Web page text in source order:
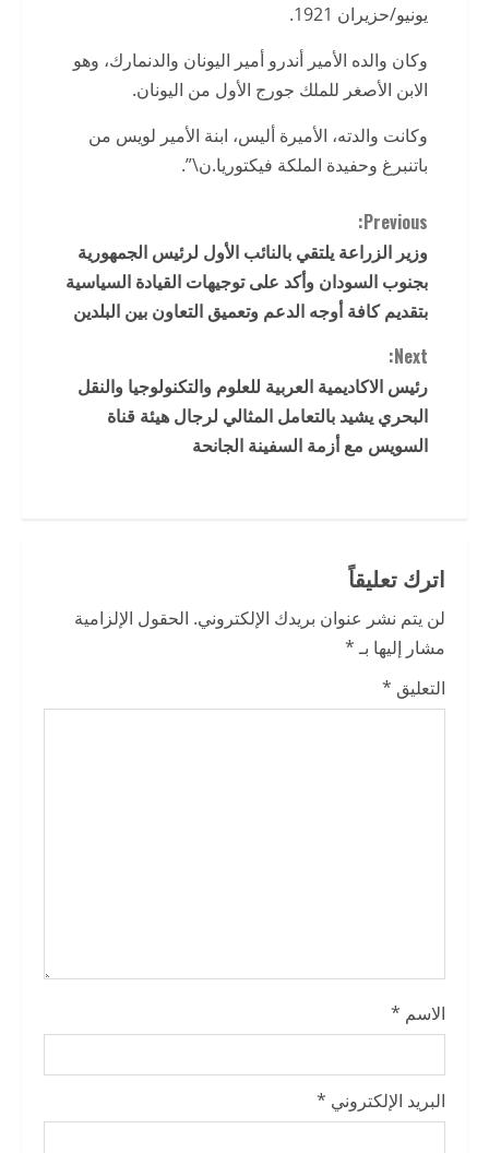
يونيو/حزيران 1921.
وكان والده الأمير أندرو أمير اليونان والدنمارك، وهو
الابن الأصغر للملك جورج الأول من اليونان.
وكانت والدته، الأميرة أليس، ابنة الأمير لويس من
باتنبرغ وحفيدة الملكة فيكتوريا.ن\”.
C
o
n
t
i
n
R
e
a
Previous:
وزير الزراعة يلتقي بالنائب الأول لرئيس الجمهورية
بجنوب السودان وأكد على توجيهات القيادة السياسية
بتقديم كافة أوجه الدعم وتعميق التعاون بين البلدين
Next:
رئيس الاكاديمية العربية للعلوم والتكنولوجيا والنقل
البحري يشيد بالتعامل المثالي لرجال هيئة قناة
السويس مع أزمة السفينة الجانحة
اترك تعليقاً
لن يتم نشر عنوان بريدك الإلكتروني. الحقول الإلزامية
مشار إليها بـ*
التعليق *
الاسم *
البريد الإلكتروني *